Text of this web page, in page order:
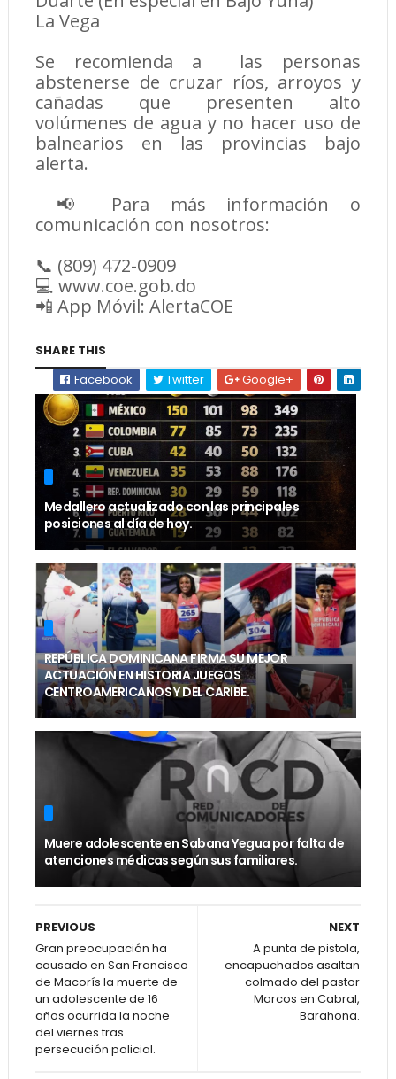
La Vega
Se recomienda a las personas
abstenerse de cruzar ríos, arroyos y
cañadas que presenten alto
volúmenes de agua y no hacer uso de
balnearios en las provincias bajo
alerta.
📢 Para más información o
comunicación con nosotros:
📞 (809) 472-0909
💻 www.coe.gob.do
📲 App Móvil: AlertaCOE
SHARE THIS
Facebook
Twitter Google+
Medallero actualizado con las principales
posiciones al día de hoy.
REPÚBLICA DOMINICANA FIRMA SU MEJOR
ACTUACIÓN EN HISTORIA JUEGOS
CENTROAMERICANOS Y DEL CARIBE.
Muere adolescente en Sabana Yegua por falta de
atenciones médicas según sus familiares.
NEXT
A punta de pistola,
encapuchados asaltan
colmado del pastor
Marcos en Cabral,
Barahona.
PREVIOUS
Gran preocupación ha
causado en San Francisco
de Macorís la muerte de
un adolescente de 16
años ocurrida la noche
del viernes tras
persecución policial.